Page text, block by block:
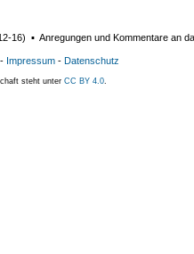
16) ▪ Anregungen und Kommentare an
- Impressum - Datenschutz
steht unter CC BY 4.0